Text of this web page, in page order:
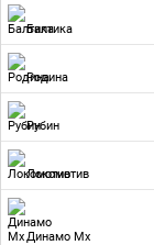
Балтика
Родина
Рубин
Локомотив
Динамо Мх